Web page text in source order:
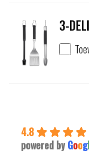
3-
4.8
powered by Goog